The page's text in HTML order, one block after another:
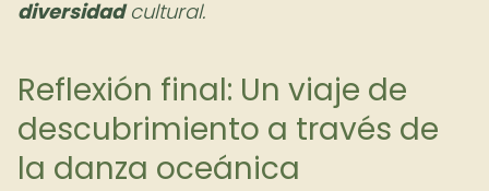
diversidadcultural.
Reflexión final: Un viaje de
descubrimiento a través de
la danza oceánica